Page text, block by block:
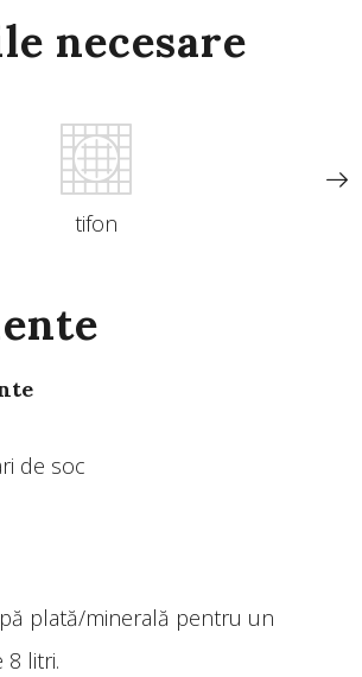
necesare
tifon
de soc
plată/minerală pentru un
8 litri.